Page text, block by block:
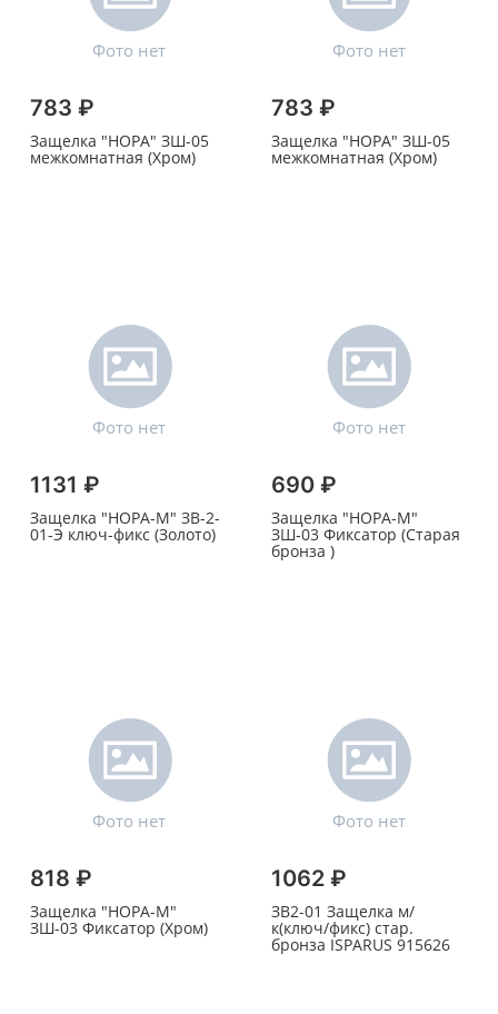
783 ₽
Защелка "НОРА" ЗШ-05
межкомнатная (Хром)
783 ₽
Защелка "НОРА" ЗШ-05
межкомнатная (Хром)
1131 ₽
Защелка "НОРА-М" ЗВ-2-
01-Э ключ-фикс (Золото)
690 ₽
Защелка "НОРА-М"
ЗШ-03 Фиксатор (Старая
бронза )
818 ₽
Защелка "НОРА-М"
ЗШ-03 Фиксатор (Хром)
1062 ₽
ЗВ2-01 Защелка м/
к(ключ/фикс) стар.
бронза ISPARUS 915626